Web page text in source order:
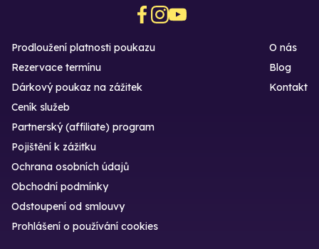
Prodloužení platnosti poukazu
Rezervace termínu
Dárkový poukaz na zážitek
O nás
Blog
Kontakt
Ceník služeb
Partnerský (affiliate) program
Pojištění k zážitku
Ochrana osobních údajů
Obchodní podmínky
Odstoupení od smlouvy
Prohlášení o používání cookies